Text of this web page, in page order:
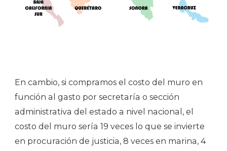
En cambio, si compramos el costo del muro en
función al gasto por secretaría o sección
administrativa del estado a nivel nacional, el
costo del muro sería 19 veces lo que se invierte
en procuración de justicia, 8 veces en marina, 4